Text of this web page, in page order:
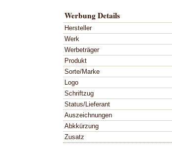
Werbung Details
Hersteller
Werk
Werbeträger
Produkt
Sorte/Marke
Logo
Schriftzug
Status/Lieferant
Auszeichnungen
Abkkürzung
Zusatz